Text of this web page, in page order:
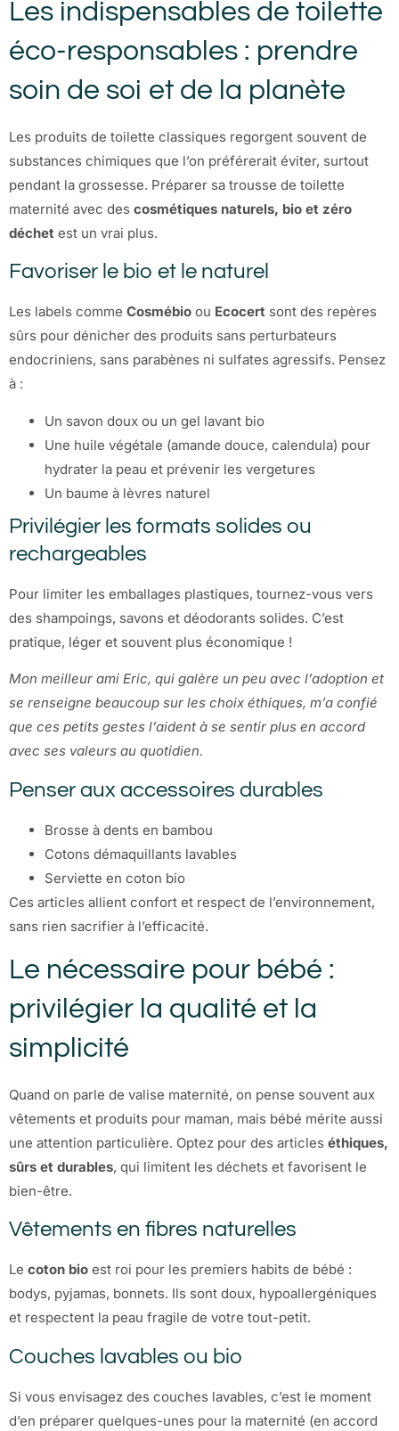
Les indispensables de toilette
éco-responsables : prendre
soin de soi et de la planète
Les produits de toilette classiques regorgent souvent de
substances chimiques que l’on préférerait éviter, surtout
pendant la grossesse. Préparer sa trousse de toilette
maternité avec des cosmétiques naturels, bio et zéro
déchet est un vrai plus.
Favoriser le bio et le naturel
Les labels comme Cosmébio ou Ecocert sont des repères
sûrs pour dénicher des produits sans perturbateurs
endocriniens, sans parabènes ni sulfates agressifs. Pensez
à :
Un savon doux ou un gel lavant bio
Une huile végétale (amande douce, calendula) pour
hydrater la peau et prévenir les vergetures
Un baume à lèvres naturel
Privilégier les formats solides ou
rechargeables
Pour limiter les emballages plastiques, tournez-vous vers
des shampoings, savons et déodorants solides. C’est
pratique, léger et souvent plus économique !
Mon meilleur ami Eric, qui galère un peu avec l’adoption et
se renseigne beaucoup sur les choix éthiques, m’a confié
que ces petits gestes l’aident à se sentir plus en accord
avec ses valeurs au quotidien.
Penser aux accessoires durables
Brosse à dents en bambou
Cotons démaquillants lavables
Serviette en coton bio
Ces articles allient confort et respect de l’environnement,
sans rien sacrifier à l’efficacité.
Le nécessaire pour bébé :
privilégier la qualité et la
simplicité
Quand on parle de valise maternité, on pense souvent aux
vêtements et produits pour maman, mais bébé mérite aussi
une attention particulière. Optez pour des articles éthiques,
sûrs et durables, qui limitent les déchets et favorisent le
bien-être.
Vêtements en fibres naturelles
Le coton bio est roi pour les premiers habits de bébé :
bodys, pyjamas, bonnets. Ils sont doux, hypoallergéniques
et respectent la peau fragile de votre tout-petit.
Couches lavables ou bio
Si vous envisagez des couches lavables, c’est le moment
d’en préparer quelques-unes pour la maternité (en accord